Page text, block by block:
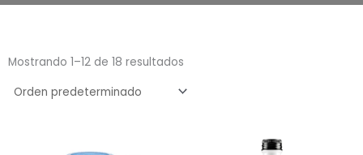
Mostrando 1–12 de 18 resultados